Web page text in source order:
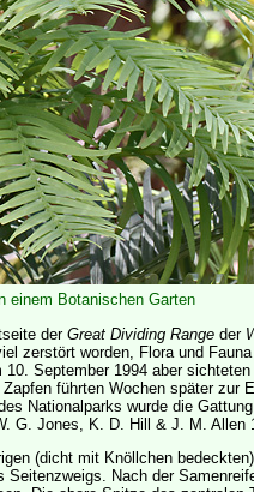
einem Botanischen Garten
der Great Dividing Range der
zerstört worden, Flora und
September 1994 aber
führten Wochen später
Nationalparks wurde die Gattung
G. Jones, K. D. Hill & J. M. Allen
(dicht mit Knöllchen
Nach der